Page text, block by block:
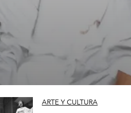
ARTE Y CULTURA